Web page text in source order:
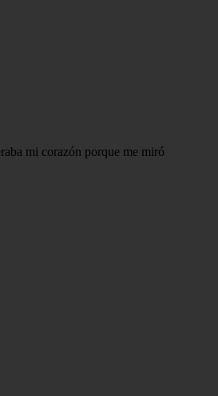
mi corazón porque me miró